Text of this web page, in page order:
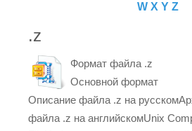
W X Y Z
.z
Формат файла .z
Основной формат
Описание файла .z на
файла .z на английскомUnix